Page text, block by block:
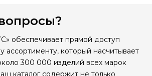
обеспечивает прямой доступ
ассортименту, который насчитывает
300 000 изделий всех марок
каталог содержит не только